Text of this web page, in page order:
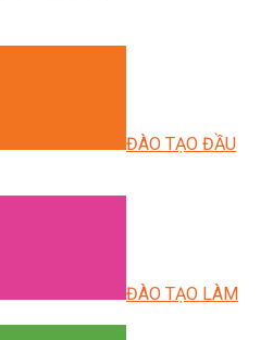
ĐÀO TẠO ĐẦU
ĐÀO TẠO LÀM